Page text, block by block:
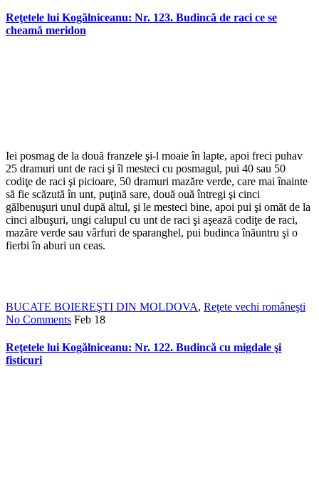
Reţetele lui Kogălniceanu: Nr. 123. Budincă de raci ce se
cheamă meridon
Iei posmag de la două franzele şi-l moaie în lapte, apoi freci puhav
25 dramuri unt de raci şi îl mesteci cu posmagul, pui 40 sau 50
codiţe de raci şi picioare, 50 dramuri mazăre verde, care mai înainte
să fie scăzută în unt, puţină sare, două ouă întregi şi cinci
gălbenuşuri unul după altul, şi le mesteci bine, apoi pui şi omăt de la
cinci albuşuri, ungi calupul cu unt de raci şi aşează codiţe de raci,
mazăre verde sau vârfuri de sparanghel, pui budinca înăuntru şi o
fierbi în aburi un ceas.
BUCATE BOIEREŞTI DIN MOLDOVA, Reţete vechi româneşti
No Comments Feb 18
Reţetele lui Kogălniceanu: Nr. 122. Budincă cu migdale şi
fisticuri